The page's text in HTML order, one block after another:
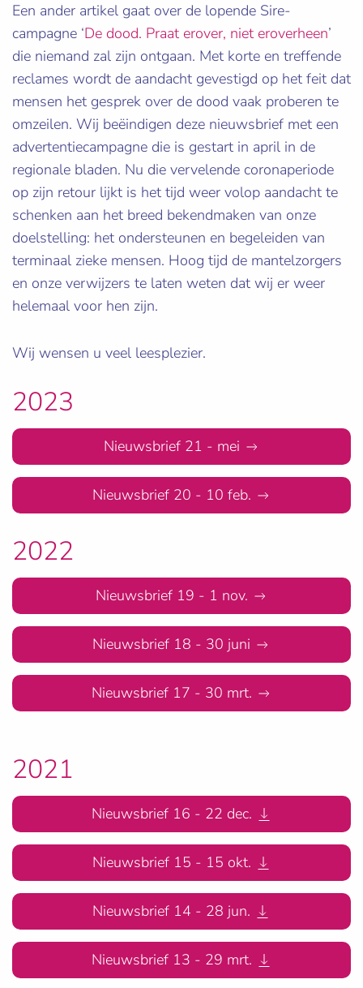
Een ander artikel gaat over de lopende Sire-
campagne ‘De dood. Praat erover, niet eroverheen’
die niemand zal zijn ontgaan. Met korte en treffende
reclames wordt de aandacht gevestigd op het feit dat
mensen het gesprek over de dood vaak proberen te
omzeilen. Wij beëindigen deze nieuwsbrief met een
advertentiecampagne die is gestart in april in de
regionale bladen. Nu die vervelende coronaperiode
op zijn retour lijkt is het tijd weer volop aandacht te
schenken aan het breed bekendmaken van onze
doelstelling: het ondersteunen en begeleiden van
terminaal zieke mensen. Hoog tijd de mantelzorgers
en onze verwijzers te laten weten dat wij er weer
helemaal voor hen zijn.
Wij wensen u veel leesplezier.
2023
Nieuwsbrief 21 - mei
Nieuwsbrief 20 - 10 feb.
2022
Nieuwsbrief 19 - 1 nov.
Nieuwsbrief 18 - 30 juni
Nieuwsbrief 17 - 30 mrt.
2021
Nieuwsbrief 16 - 22 dec.
Nieuwsbrief 15 - 15 okt.
Nieuwsbrief 14 - 28 jun.
Nieuwsbrief 13 - 29 mrt.